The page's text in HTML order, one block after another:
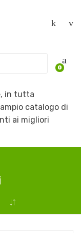
0
in tutta
catalogo di
ai migliori